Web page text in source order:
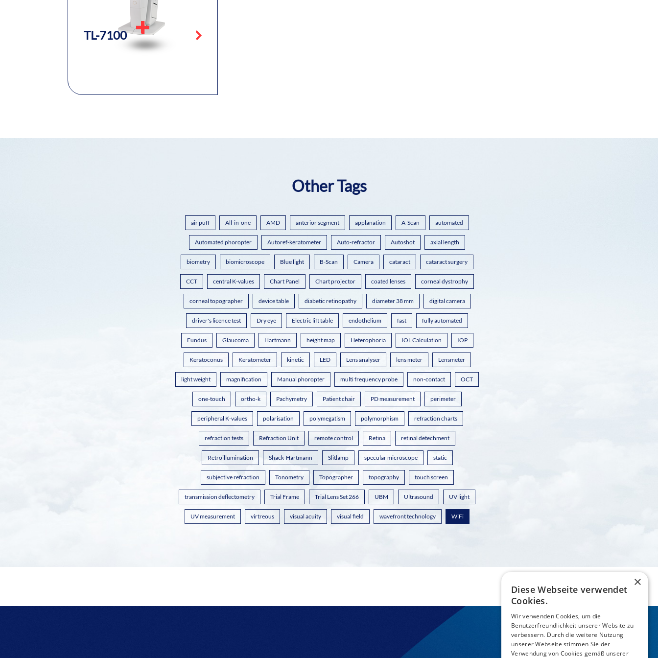
TL-7100
Other Tags
air puff All-in-one AMD anterior segment applanation A-Scan automated
Automated phoropter Autoref-keratometer Auto-refractor Autoshot axial length
biometry biomicroscope Blue light B-Scan Camera cataract cataract surgery
CCT central K-values Chart Panel Chart projector coated lenses corneal dystrophy
corneal topographer device table diabetic retinopathy diameter 38 mm digital camera
driver's licence test Dry eye Electric lift table endothelium fast fully automated
Fundus Glaucoma Hartmann height map Heterophoria IOL Calculation IOP
Keratoconus Keratometer kinetic LED Lens analyser lens meter Lensmeter
light weight magnification Manual phoropter multi frequency probe non-contact OCT
one-touch ortho-k Pachymetry Patient chair PD measurement perimeter
peripheral K-values polarisation polymegatism polymorphism refraction charts
refraction tests Refraction Unit remote control Retina retinal detechment
Retroillumination Shack-Hartmann Slitlamp specular microscope static
subjective refraction Tonometry Topographer topography touch screen
transmission deflectometry Trial Frame Trial Lens Set 266 UBM Ultrasound UV light
UV measurement virtreous visual acuity visual field wavefront technology WiFi
×
Diese Webseite verwendet
Cookies.
Wir verwenden Cookies, um die
Benutzerfreundlichkeit unserer Website zu
verbessern. Durch die weitere Nutzung
unserer Webseite stimmen Sie der
Verwendung von Cookies gemäß unserer